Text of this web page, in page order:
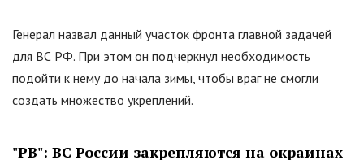
Генерал назвал данный участок фронта главной задачей
для ВС РФ. При этом он подчеркнул необходимость
подойти к нему до начала зимы, чтобы враг не смогли
создать множество укреплений.
"РВ": ВС России закрепляются на окраинах